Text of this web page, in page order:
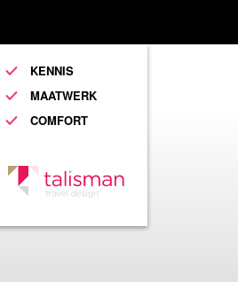
KENNIS
MAATWERK
COMFORT